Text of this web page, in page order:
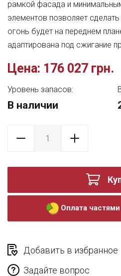
рамкой фасада и
элементов позволяет
огонь будет на переднем
адаптирована под сжигание
Цена: 176 027 грн.
Уровень запасов:
В наличии
Оплата
Добавить в избранное
Задайте вопрос